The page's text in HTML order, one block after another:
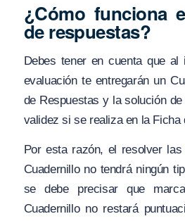
¿Cómo funciona
de respuestas?
Debes tener en cuenta que al
evaluación te entregarán un
de Respuestas y la solución
validez si se realiza en la Ficha
Por esta razón, el resolver las
Cuadernillo no tendrá ningún
se debe precisar que
Cuadernillo no restará